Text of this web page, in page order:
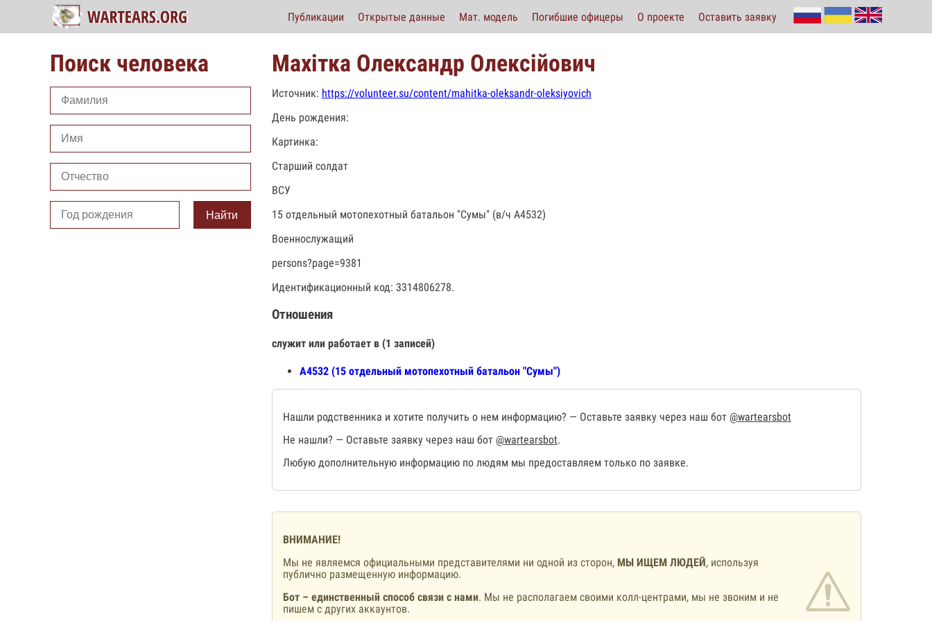
Публикации Открытые данные Мат. модель Погибшие офицеры О проекте Оставить заявку
Поиск человека
Найти
Махітка Олександр Олексійович
Источник: https://volunteer.su/content/mahitka-oleksandr-oleksiyovich
День рождения:
Картинка:
Старший солдат
ВСУ
15 отдельный мотопехотный батальон "Сумы" (в/ч А4532)
Военнослужащий
persons?page=9381
Идентификационный код: 3314806278.
Отношения
служит или работает в (1 записей)
А4532 (15 отдельный мотопехотный батальон "Сумы")
Нашли родственника и хотите получить о нем информацию? — Оставьте заявку через наш бот @wartearsbot
Не нашли? — Оставьте заявку через наш бот @wartearsbot.
Любую дополнительную информацию по людям мы предоставляем только по заявке.
ВНИМАНИЕ!
Мы не являемся официальными представителями ни одной из сторон, МЫ ИЩЕМ ЛЮДЕЙ, используя
публично размещенную информацию.
Бот – единственный способ связи с нами. Мы не располагаем своими колл-центрами, мы не звоним и не
пишем с других аккаунтов.